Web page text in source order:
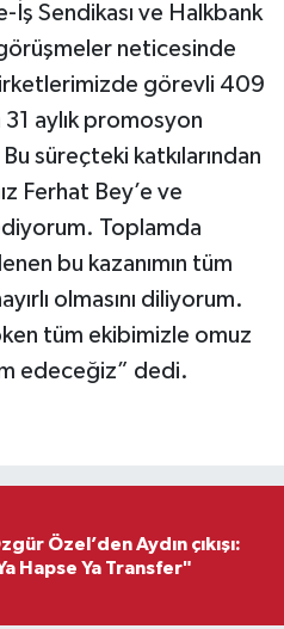
Sendikası ve Halkbank
neticesinde
görevli 409
aylık promosyon
süreçteki katkılarından
Ferhat Bey’e ve
Toplamda
bu kazanımın tüm
olmasını diliyorum.
tüm ekibimizle omuz
edeceğiz” dedi.
Özel’den Aydın çıkışı:
Hapse Ya Transfer"